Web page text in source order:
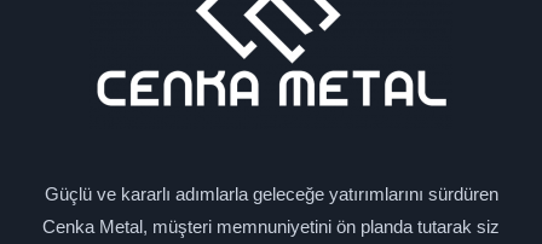
Güçlü ve kararlı adımlarla geleceğe yatırımlarını sürdüren
Cenka Metal, müşteri memnuniyetini ön planda tutarak siz